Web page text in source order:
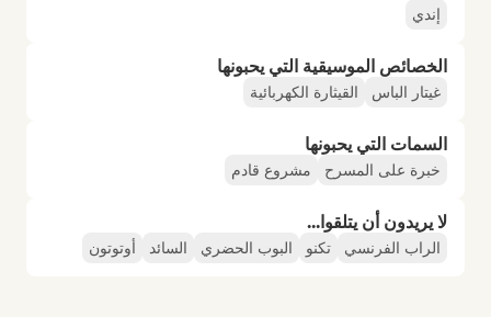
إندي
الخصائص الموسيقية التي يحبونها
غيتار الباس القيثارة الكهربائية
السمات التي يحبونها
خبرة على المسرح مشروع قادم
لا يريدون أن يتلقوا...
الراب الفرنسي تكنو البوب الحضري السائد أوتوتون